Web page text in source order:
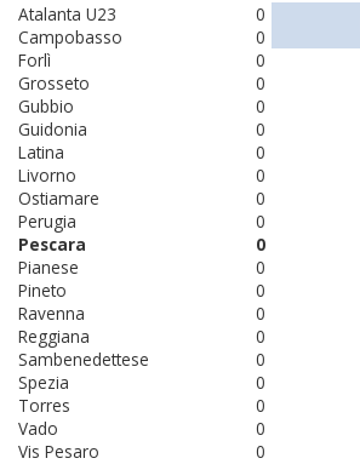
0
Atalanta U23
0
Campobasso
0
Forlì
0
Grosseto
0
Gubbio
0
Guidonia
0
Latina
0
Livorno
0
Ostiamare
0
Perugia
0
Pescara
0
Pianese
0
Pineto
0
Ravenna
0
Reggiana
0
Sambenedettese
0
Spezia
0
Torres
0
Vado
0
Vis Pesaro